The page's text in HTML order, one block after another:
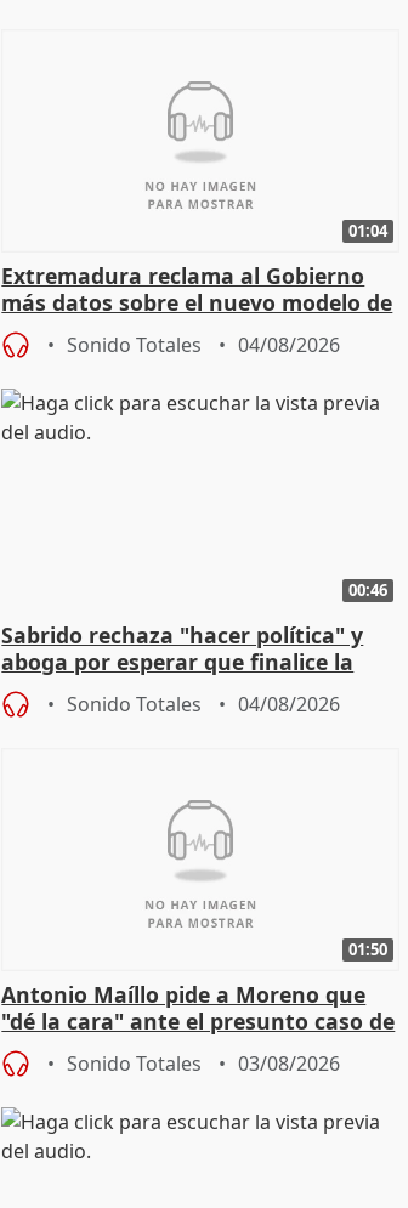
01:04
Extremadura reclama al Gobierno
más datos sobre el nuevo modelo de
financiación
Sonido Totales 04/08/2026
00:46
Sabrido rechaza "hacer política" y
aboga por esperar que finalice la
investigación del incendio
Sonido Totales 04/08/2026
01:50
Antonio Maíllo pide a Moreno que
"dé la cara" ante el presunto caso de
acoso del CEO de ADM
Sonido Totales 03/08/2026